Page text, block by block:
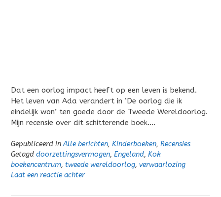
Dat een oorlog impact heeft op een leven is bekend.
Het leven van Ada verandert in ‘De oorlog die ik
eindelijk won’ ten goede door de Tweede Wereldoorlog.
Mijn recensie over dit schitterende boek….
Gepubliceerd inAlle berichten, Kinderboeken, Recensies
Getagd doorzettingsvermogen, Engeland, Kok
boekencentrum, tweede wereldoorlog, verwaarlozing
Laat een reactie achter